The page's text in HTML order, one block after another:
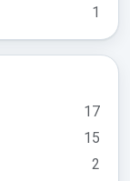
1
17
15
2